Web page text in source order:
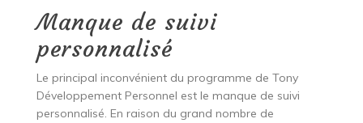
Manque de suivi
personnalisé
Le principal inconvénient du programme de Tony
Développement Personnel est le manque de suivi
personnalisé. En raison du grand nombre de